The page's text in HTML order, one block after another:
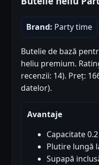
Brand: Party time
Butelie de bază
heliu premium.
recenzii: 14). Preț:
datelor).
Avantaje
Capacitate
Plutire lungă
Supapă